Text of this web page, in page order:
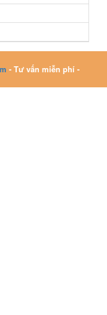
- Tư vấn miễn phí -